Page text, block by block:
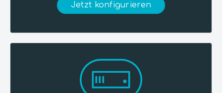
Jetzt konfigurieren